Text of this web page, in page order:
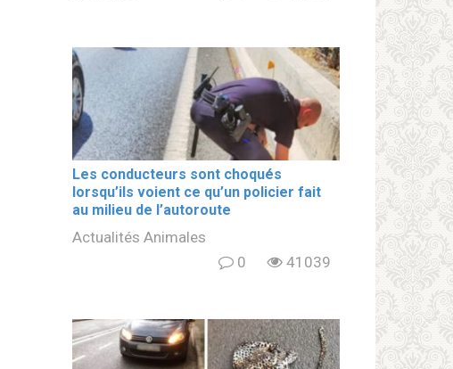
Les conducteurs sont choqués
lorsqu’ils voient ce qu’un policier fait
au milieu de l’autoroute
Actualités Animales
0
41039